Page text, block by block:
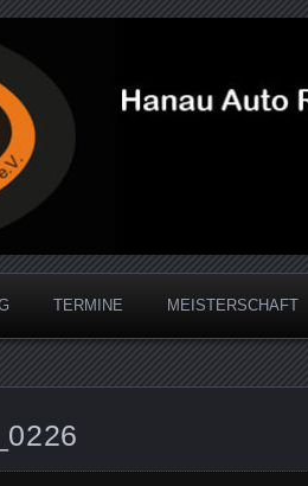
Association
TERMINE MEISTERSCHAFT